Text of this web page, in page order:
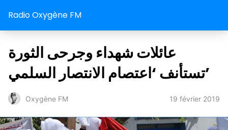
Radio Oxygène FM
عائلات شهداء وجرحى الثورة
تستأنف ‘اعتصام الانتصار السلمي’
Oxygène FM 19 février 2019